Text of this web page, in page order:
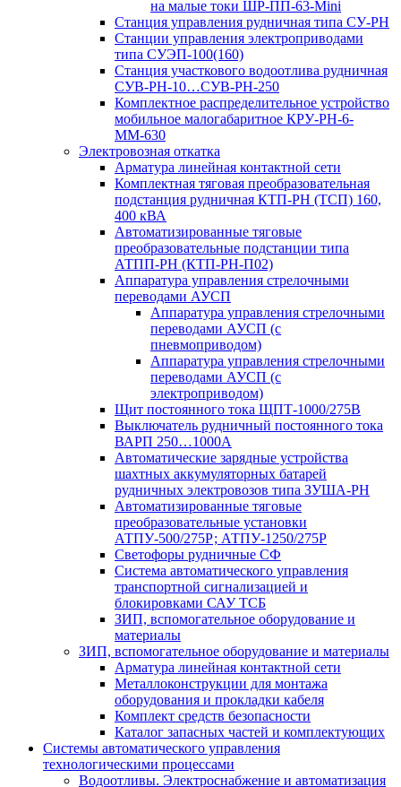
на малые токи ШР-ПП-63-Mini
Станция управления рудничная типа СУ-РН
Станции управления электроприводами
типа СУЭП-100(160)
Станция участкового водоотлива рудничная
СУВ-РН-10…СУВ-РН-250
Комплектное распределительное устройство
мобильное малогабаритное КРУ-РН-6-
ММ-630
Электровозная откатка
Арматура линейная контактной сети
Комплектная тяговая преобразовательная
подстанция рудничная КТП-РН (ТСП) 160,
400 кВА
Автоматизированные тяговые
преобразовательные подстанции типа
АТПП-РН (КТП-РН-П02)
Аппаратура управления стрелочными
переводами АУСП
Аппаратура управления стрелочными
переводами АУСП (с
пневмоприводом)
Аппаратура управления стрелочными
переводами АУСП (с
электроприводом)
Щит постоянного тока ЩПТ-1000/275В
Выключатель рудничный постоянного тока
ВАРП 250…1000А
Автоматические зарядные устройства
шахтных аккумуляторных батарей
рудничных электровозов типа ЗУША-РН
Автоматизированные тяговые
преобразовательные установки
АТПУ-500/275Р; АТПУ-1250/275Р
Светофоры рудничные СФ
Система автоматического управления
транспортной сигнализацией и
блокировками САУ ТСБ
ЗИП, вспомогательное оборудование и
материалы
ЗИП, вспомогательное оборудование и материалы
Арматура линейная контактной сети
Металлоконструкции для монтажа
оборудования и прокладки кабеля
Комплект средств безопасности
Каталог запасных частей и комплектующих
Системы автоматического управления
технологическими процессами
Водоотливы. Электроснабжение и автоматизация